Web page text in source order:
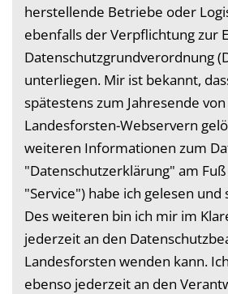
herstellende Betriebe oder
ebenfalls der Verpflichtung zur
Datenschutzgrundverordnung
unterliegen. Mir ist bekannt,
spätestens zum Jahresende
Landesforsten-Webservern
weiteren Informationen zum
"Datenschutzerklärung" am
"Service") habe ich gelesen
Des weiteren bin ich mir im
jederzeit an den
Landesforsten wenden kann.
ebenso jederzeit an den